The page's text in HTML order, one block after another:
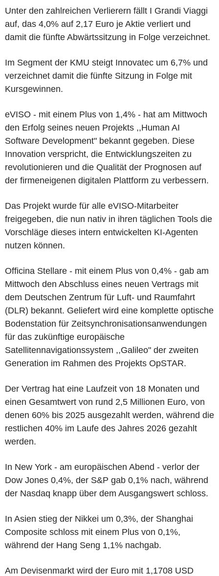
Unter den zahlreichen Verlierern fällt I Grandi Viaggi
auf, das 4,0% auf 2,17 Euro je Aktie verliert und
damit die fünfte Abwärtssitzung in Folge verzeichnet.
Im Segment der KMU steigt Innovatec um 6,7% und
verzeichnet damit die fünfte Sitzung in Folge mit
Kursgewinnen.
eVISO - mit einem Plus von 1,4% - hat am Mittwoch
den Erfolg seines neuen Projekts ,,Human AI
Software Development" bekannt gegeben. Diese
Innovation verspricht, die Entwicklungszeiten zu
revolutionieren und die Qualität der Prognosen auf
der firmeneigenen digitalen Plattform zu verbessern.
Das Projekt wurde für alle eVISO-Mitarbeiter
freigegeben, die nun nativ in ihren täglichen Tools die
Vorschläge dieses intern entwickelten KI-Agenten
nutzen können.
Officina Stellare - mit einem Plus von 0,4% - gab am
Mittwoch den Abschluss eines neuen Vertrags mit
dem Deutschen Zentrum für Luft- und Raumfahrt
(DLR) bekannt. Geliefert wird eine komplette optische
Bodenstation für Zeitsynchronisationsanwendungen
für das zukünftige europäische
Satellitennavigationssystem ,,Galileo" der zweiten
Generation im Rahmen des Projekts OpSTAR.
Der Vertrag hat eine Laufzeit von 18 Monaten und
einen Gesamtwert von rund 2,5 Millionen Euro, von
denen 60% bis 2025 ausgezahlt werden, während die
restlichen 40% im Laufe des Jahres 2026 gezahlt
werden.
In New York - am europäischen Abend - verlor der
Dow Jones 0,4%, der S&P gab 0,1% nach, während
der Nasdaq knapp über dem Ausgangswert schloss.
In Asien stieg der Nikkei um 0,3%, der Shanghai
Composite schloss mit einem Plus von 0,1%,
während der Hang Seng 1,1% nachgab.
Am Devisenmarkt wird der Euro mit 1,1708 USD